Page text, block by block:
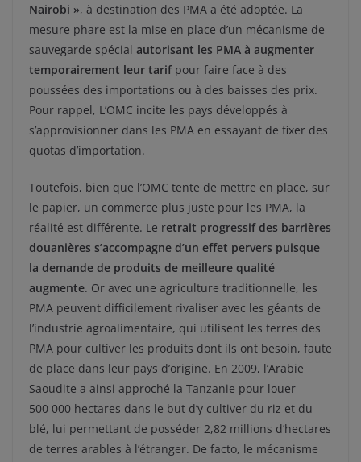
Nairobi », à destination des PMA a été adoptée. La
mesure phare est la mise en place d’un mécanisme de
sauvegarde spécial autorisant les PMA à augmenter
temporairement leur tarifpour faire face à des
poussées des importations ou à des baisses des prix.
Pour rappel, L’OMC incite les pays développés à
s’approvisionner dans les PMA en essayant de fixer des
quotas d’importation.
Toutefois, bien que l’OMC tente de mettre en place, sur
le papier, un commerce plus juste pour les PMA, la
réalité est différente. Le retrait progressif des barrières
douanières s’accompagne d’un effet pervers puisque
la demande de produits de meilleure qualité
augmente. Or avec une agriculture traditionnelle, les
PMA peuvent difficilement rivaliser avec les géants de
l’industrie agroalimentaire, qui utilisent les terres des
PMA pour cultiver les produits dont ils ont besoin, faute
de place dans leur pays d’origine. En 2009, l’Arabie
Saoudite a ainsi approché la Tanzanie pour louer
500 000 hectares dans le but d’y cultiver du riz et du
blé, lui permettant de posséder 2,82 millions d’hectares
de terres arables à l’étranger. De facto, le mécanisme